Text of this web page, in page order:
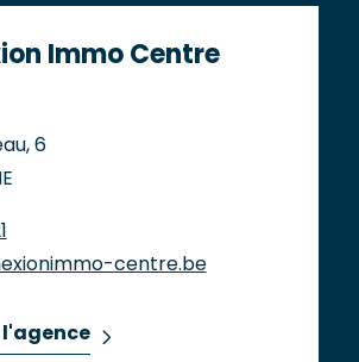
Immo Centre
6
centre.be
l'agence